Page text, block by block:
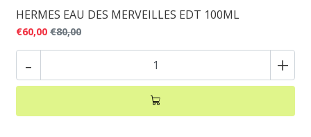
HERMES EAU DES MERVEILLES EDT 100ML
€60,00 €80,00
- +